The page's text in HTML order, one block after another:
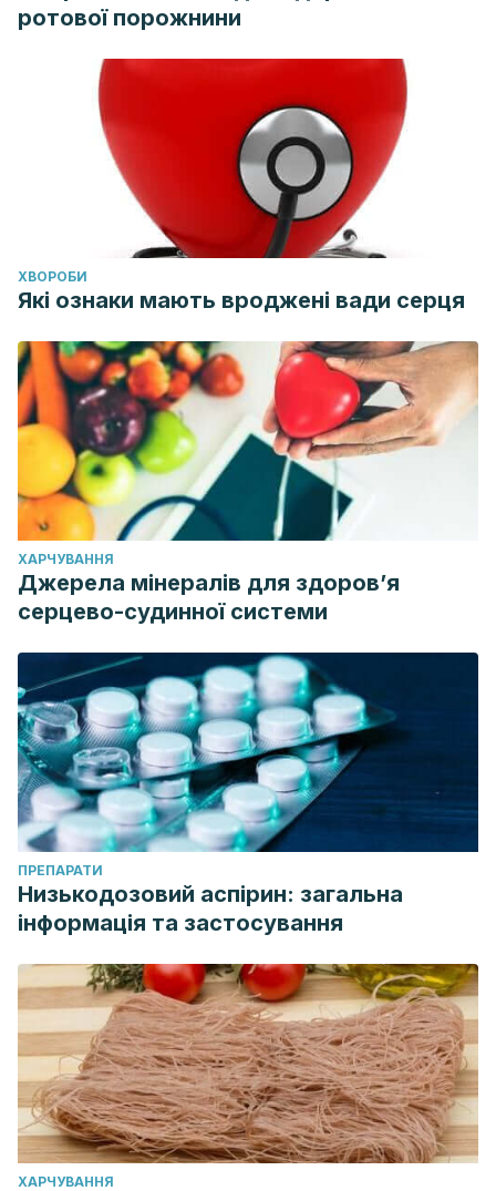
ротової порожнини
ХВОРОБИ
Які ознаки мають вроджені вади серця
ХАРЧУВАННЯ
Джерела мінералів для здоров’я
серцево-судинної системи
ПРЕПАРАТИ
Низькодозовий аспірин: загальна
інформація та застосування
ХАРЧУВАННЯ